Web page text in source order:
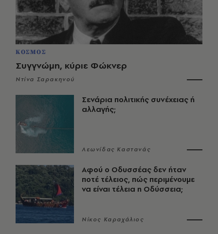
ΚΟΣΜΟΣ
Συγγνώμη, κύριε Φώκνερ
Ντίνα Σαρακηνού
Σενάρια πολιτικής συνέχειας ή
αλλαγής;
Λεωνίδας Καστανάς
Αφού ο Οδυσσέας δεν ήταν
ποτέ τέλειος, πώς περιμένουμε
να είναι τέλεια η Οδύσσεια;
Νίκος Καραχάλιος